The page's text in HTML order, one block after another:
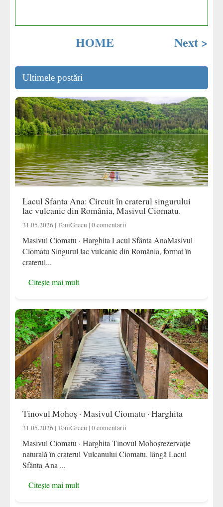
Next >
HOME
Ultimele postări
Lacul Sfanta Ana: Circuit în craterul singurului
lac vulcanic din România, Masivul Ciomatu.
31.05.2026 | ToniGrecu | 0 comentarii
Masivul Ciomatu · Harghita Lacul Sfânta AnaMasivul
Ciomatu Singurul lac vulcanic din România, format în
craterul...
Citește mai mult
Tinovul Mohoș · Masivul Ciomatu · Harghita
31.05.2026 | ToniGrecu | 0 comentarii
Masivul Ciomatu · Harghita Tinovul Mohoșrezervație
naturală în craterul Vulcanului Ciomatu, lângă Lacul
Sfânta Ana ...
Citește mai mult